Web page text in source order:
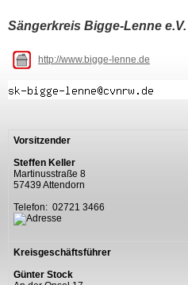
Sängerkreis Bigge-Lenne e.V.
http://www.bigge-lenne.de
Vorsitzender
Steffen Keller
Martinusstraße 8
57439 Attendorn
Telefon: 02721 3466
Kreisgeschäftsführer
Günter Stock